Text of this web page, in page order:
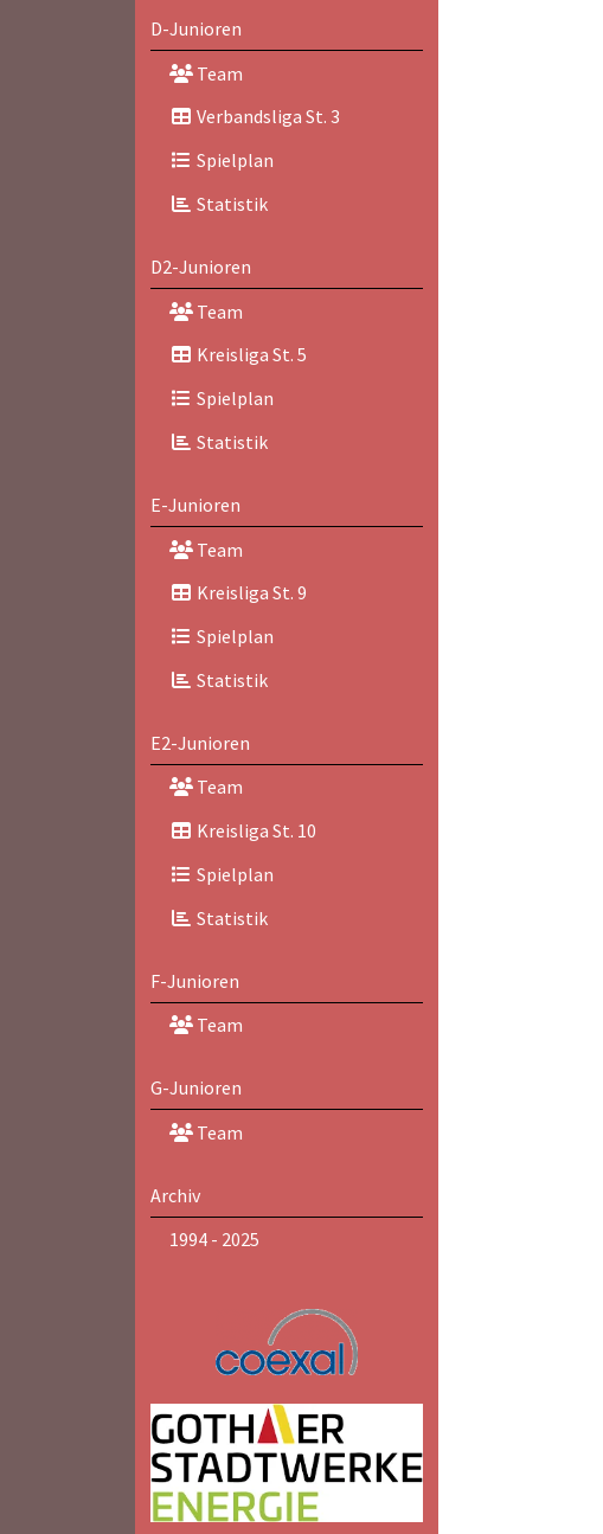
D-Junioren
Team
Verbandsliga St. 3
Spielplan
Statistik
D2-Junioren
Team
Kreisliga St. 5
Spielplan
Statistik
E-Junioren
Team
Kreisliga St. 9
Spielplan
Statistik
E2-Junioren
Team
Kreisliga St. 10
Spielplan
Statistik
F-Junioren
Team
G-Junioren
Team
Archiv
1994 - 2025